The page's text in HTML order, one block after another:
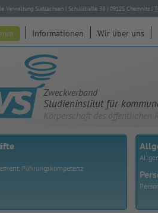
Verwaltung Südsachsen | Schulstraße 38 | 09125 Chemnitz |
Informationen Wir über uns
Zweckverband
Studieninstitut für
Körperschaft des öffentlichen
Führungskompetenz